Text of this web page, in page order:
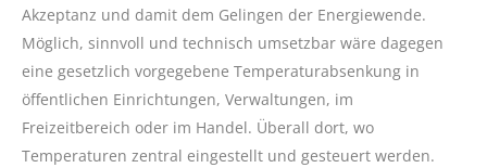
Akzeptanz und damit dem Gelingen der Energiewende.
Möglich, sinnvoll und technisch umsetzbar wäre dagegen
eine gesetzlich vorgegebene Temperaturabsenkung in
öffentlichen Einrichtungen, Verwaltungen, im
Freizeitbereich oder im Handel. Überall dort, wo
Temperaturen zentral eingestellt und gesteuert werden.